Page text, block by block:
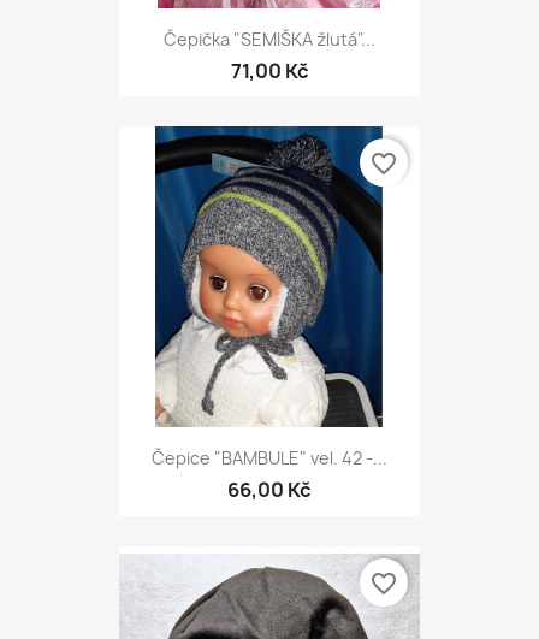
Čepička "SEMIŠKA žlutá"...
71,00 Kč
Čepice "BAMBULE" vel. 42 -...
66,00 Kč
favorite_border
favorite_border